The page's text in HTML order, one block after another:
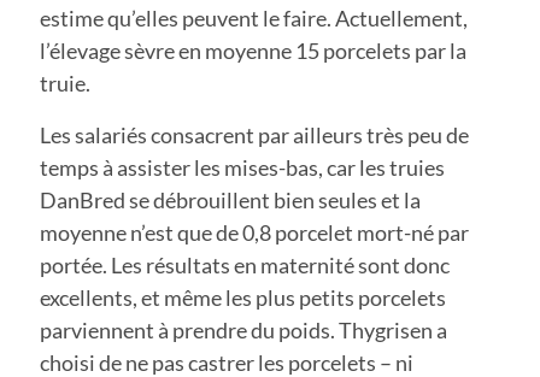
estime qu’elles peuvent le faire. Actuellement,
l’élevage sèvre en moyenne 15 porcelets par la
truie.
Les salariés consacrent par ailleurs très peu de
temps à assister les mises-bas, car les truies
DanBred se débrouillent bien seules et la
moyenne n’est que de 0,8 porcelet mort-né par
portée. Les résultats en maternité sont donc
excellents, et même les plus petits porcelets
parviennent à prendre du poids. Thygrisen a
choisi de ne pas castrer les porcelets – ni